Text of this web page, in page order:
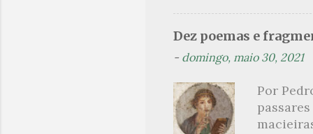
sido
se tratar
filha.
termina
Dez poemas e
- domingo, maio 30, 2021
Por